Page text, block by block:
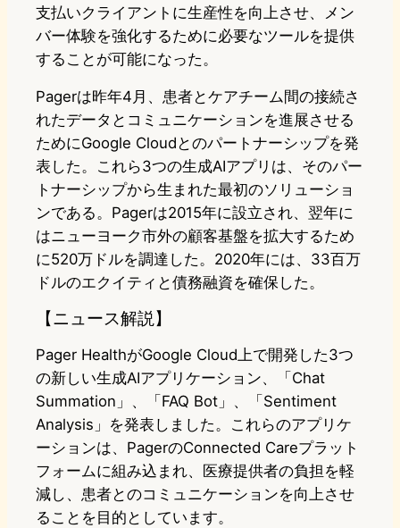
支払いクライアントに生産性を向上させ、メン
バー体験を強化するために必要なツールを提供
することが可能になった。
Pagerは昨年4月、患者とケアチーム間の接続さ
れたデータとコミュニケーションを進展させる
ためにGoogle Cloudとのパートナーシップを発
表した。これら3つの生成AIアプリは、そのパー
トナーシップから生まれた最初のソリューショ
ンである。Pagerは2015年に設立され、翌年に
はニューヨーク市外の顧客基盤を拡大するため
に520万ドルを調達した。2020年には、33百万
ドルのエクイティと債務融資を確保した。
【ニュース解説】
Pager HealthがGoogle Cloud上で開発した3つ
の新しい生成AIアプリケーション、「Chat
Summation」、「FAQ Bot」、「Sentiment
Analysis」を発表しました。これらのアプリケ
ーションは、PagerのConnected Careプラット
フォームに組み込まれ、医療提供者の負担を軽
減し、患者とのコミュニケーションを向上させ
ることを目的としています。